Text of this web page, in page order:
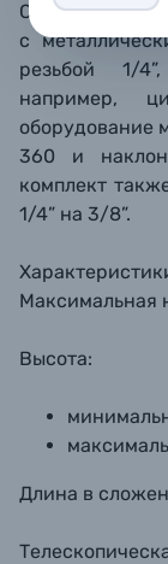
Стойка Godox
с
резьбой 1/
например,
оборудование
360 и
комплект
1/4” на 3/8”.
Максимальная
Высота:
Длина в